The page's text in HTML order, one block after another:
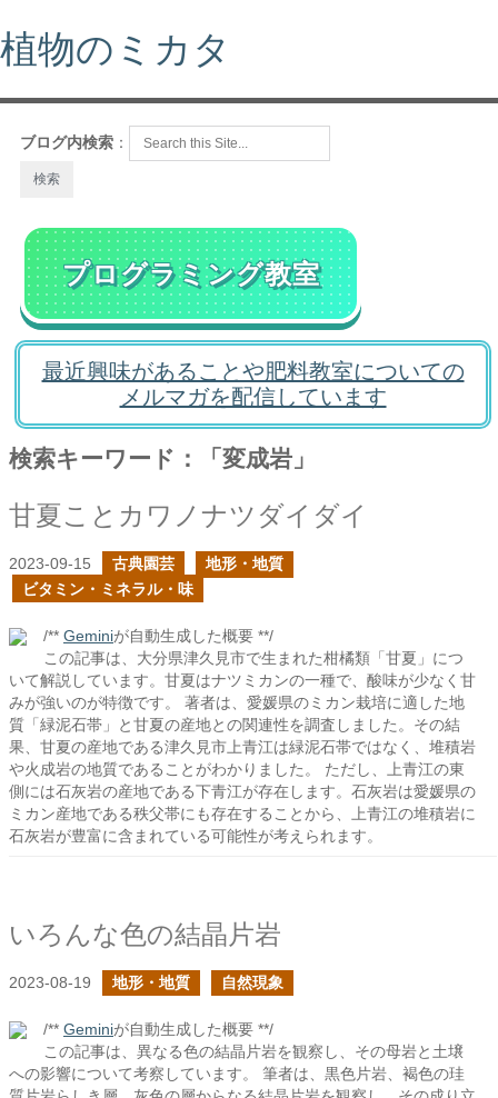
植物のミカタ
ブログ内検索 ：
プログラミング教室
最近興味があることや肥料教室についての
メルマガを配信しています
検索キーワード：「変成岩」
甘夏ことカワノナツダイダイ
2023-09-15 古典園芸
地形・地質
ビタミン・ミネラル・味
/** Geminiが自動生成した概要 **/
この記事は、大分県津久見市で生まれた柑橘類「甘夏」につ
いて解説しています。甘夏はナツミカンの一種で、酸味が少なく甘
みが強いのが特徴です。 著者は、愛媛県のミカン栽培に適した地
質「緑泥石帯」と甘夏の産地との関連性を調査しました。その結
果、甘夏の産地である津久見市上青江は緑泥石帯ではなく、堆積岩
や火成岩の地質であることがわかりました。 ただし、上青江の東
側には石灰岩の産地である下青江が存在します。石灰岩は愛媛県の
ミカン産地である秩父帯にも存在することから、上青江の堆積岩に
石灰岩が豊富に含まれている可能性が考えられます。
いろんな色の結晶片岩
2023-08-19 地形・地質 自然現象
/** Geminiが自動生成した概要 **/
この記事は、異なる色の結晶片岩を観察し、その母岩と土壌
への影響について考察しています。 筆者は、黒色片岩、褐色の珪